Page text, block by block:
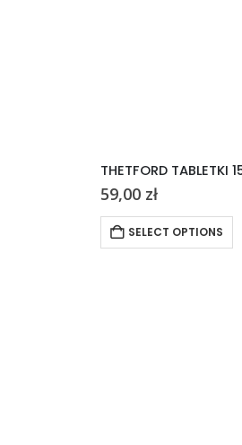
THETFORD TABLETKI
59,00 zł
SELECT OPTIONS